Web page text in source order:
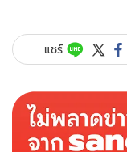
มี
อะไร
ดู
หนัง-
แชร์